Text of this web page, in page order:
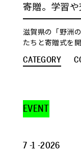
寄贈。学習
滋賀県の「野洲
たちと寄贈式を
CATEGORY
EVENT
7 -1 -2026